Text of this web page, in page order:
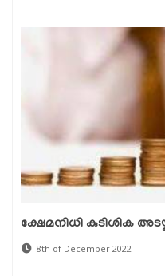
ക്ഷേമനിധി കുടിശിക
8th of December 2022